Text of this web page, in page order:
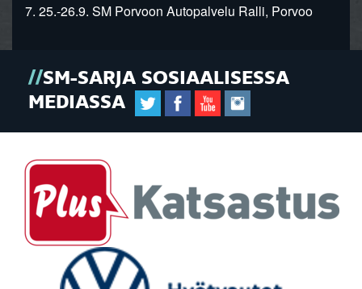
7. 25.-26.9. SM Porvoon Autopalvelu Ralli, Porvoo
SM-SARJA SOSIAALISESSA
MEDIASSA